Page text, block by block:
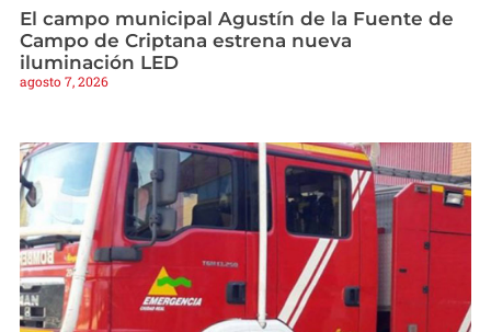
El campo municipal Agustín de la Fuente de
Campo de Criptana estrena nueva
iluminación LED
agosto 7, 2026